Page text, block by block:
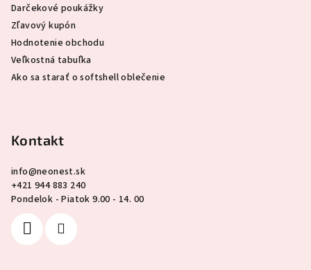
Darčekové poukážky
Zľavový kupón
Hodnotenie obchodu
Veľkostná tabuľka
Ako sa starať o softshell oblečenie
Kontakt
info@neonest.sk
+421 944 883 240
Pondelok - Piatok 9.00 - 14. 00